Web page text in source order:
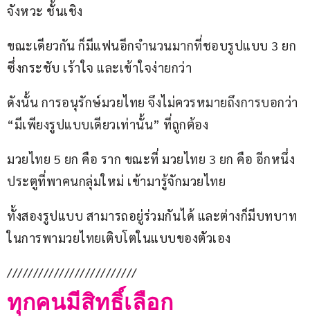
จังหวะ ชั้นเชิง
ขณะเดียวกัน ก็มีแฟนอีกจำนวนมากที่ชอบรูปแบบ 3 ยก
ซึ่งกระชับ เร้าใจ และเข้าใจง่ายกว่า
ดังนั้น การอนุรักษ์มวยไทย จึงไม่ควรหมายถึงการบอกว่า
“มีเพียงรูปแบบเดียวเท่านั้น” ที่ถูกต้อง
มวยไทย 5 ยก คือ ราก ขณะที่ มวยไทย 3 ยก คือ อีกหนึ่ง
ประตูที่พาคนกลุ่มใหม่ เข้ามารู้จักมวยไทย
ทั้งสองรูปแบบ สามารถอยู่ร่วมกันได้ และต่างก็มีบทบาท
ในการพามวยไทยเติบโตในแบบของตัวเอง
/////////////////////////
ทุกคนมีสิทธิ์เลือก